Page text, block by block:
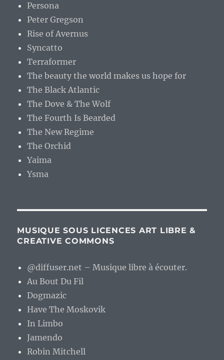
Persona
Peter Gregson
Rise of Avernus
Syncatto
Terraformer
The beauty the world makes us hope for
The Black Atlantic
The Dove & The Wolf
The Fourth Is Bearded
The New Regime
The Orchid
Yaima
Ysma
MUSIQUE SOUS LICENCES ART LIBRE &
CREATIVE COMMONS
@diffuser.net – Musique libre à écouter.
Au Bout Du Fil
Dogmazic
Have The Moskovik
In Limbo
Jamendo
Robin Mitchell